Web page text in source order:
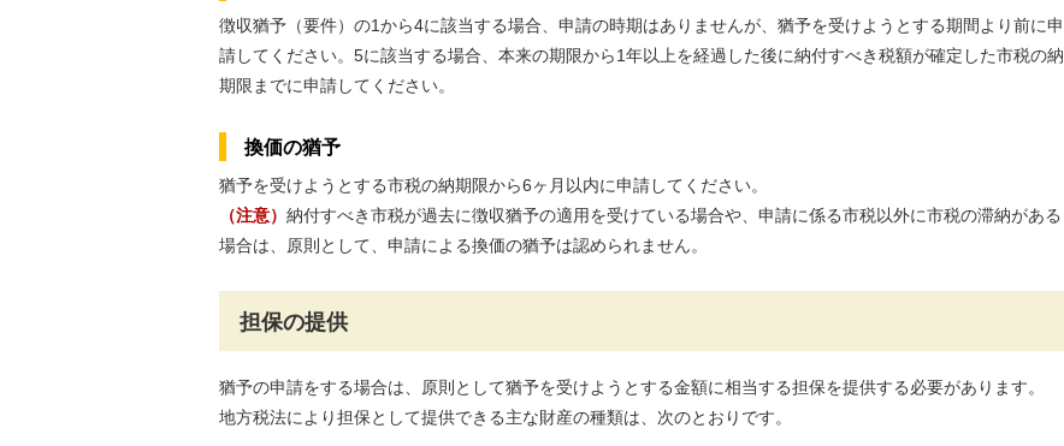
徴収猶予（要件）の1から4に該当する場合、申請の時期はありませんが、猶予を受けようとする期間より前に申
請してください。5に該当する場合、本来の期限から1年以上を経過した後に納付すべき税額が確定した市税の納
期限までに申請してください。
換価の猶予
猶予を受けようとする市税の納期限から6ヶ月以内に申請してください。
（注意） 納付すべき市税が過去に徴収猶予の適用を受けている場合や、申請に係る市税以外に市税の滞納がある
場合は、原則として、申請による換価の猶予は認められません。
担保の提供
猶予の申請をする場合は、原則として猶予を受けようとする金額に相当する担保を提供する必要があります。
地方税法により担保として提供できる主な財産の種類は、次のとおりです。